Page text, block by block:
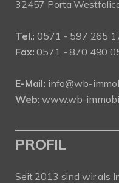
32457 Porta
Tel.: 0571 - 597 265
Fax: 0571 - 870 490
E-Mail: info@wb-
Web: www.wb-
PROFIL
Seit 2013 sind wir als